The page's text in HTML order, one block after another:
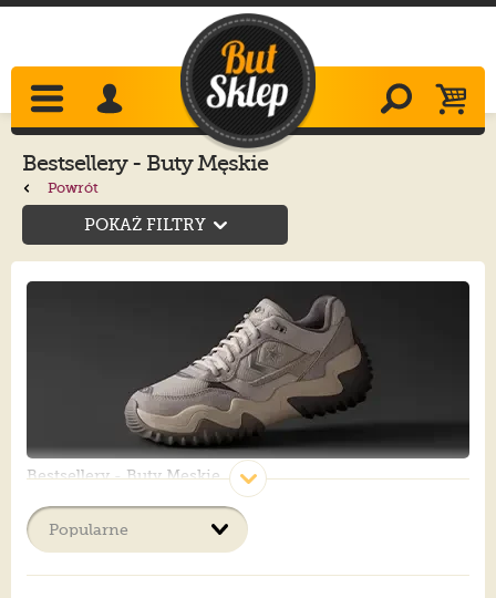
Bestsellery - Buty Męskie
Powrót
POKAŻ FILTRY
Bestsellery - Buty Męskie
Nie tylko kobiety kochają buty. Część mężczyzn na równi z
kobietami interesuje się modą i szuka najlepszych modeli,
które będą stanowić uzupełnienie ich stylizacji. Pantofle,
mokasyny, sztyblety, buty sportowe, sandały, klapki, buty
coś dla siebie, aby wyglądać modnie i stylowo. Eleganckie